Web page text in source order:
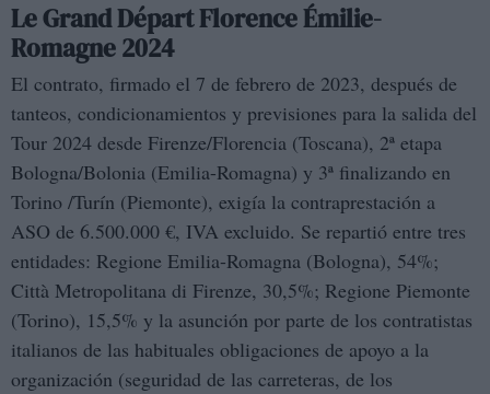
Le Grand Départ Florence Émilie-
Romagne 2024
El contrato, firmado el 7 de febrero de 2023, después de
tanteos, condicionamientos y previsiones para la salida del
Tour 2024 desde Firenze/Florencia (Toscana), 2ª etapa
Bologna/Bolonia (Emilia-Romagna) y 3ª finalizando en
Torino /Turín (Piemonte), exigía la contraprestación a
ASO de 6.500.000 €, IVA excluido. Se repartió entre tres
entidades: Regione Emilia-Romagna (Bologna), 54%;
Città Metropolitana di Firenze, 30,5%; Regione Piemonte
(Torino), 15,5% y la asunción por parte de los contratistas
italianos de las habituales obligaciones de apoyo a la
organización (seguridad de las carreteras, de los